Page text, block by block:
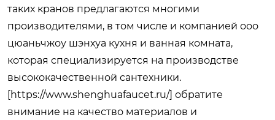
таких кранов предлагаются многими
производителями, в том числе и компанией ооо
цюаньчжоу шэнхуа кухня и ванная комната,
которая специализируется на производстве
высококачественной сантехники.
[https://www.shenghuafaucet.ru/] обратите
внимание на качество материалов и